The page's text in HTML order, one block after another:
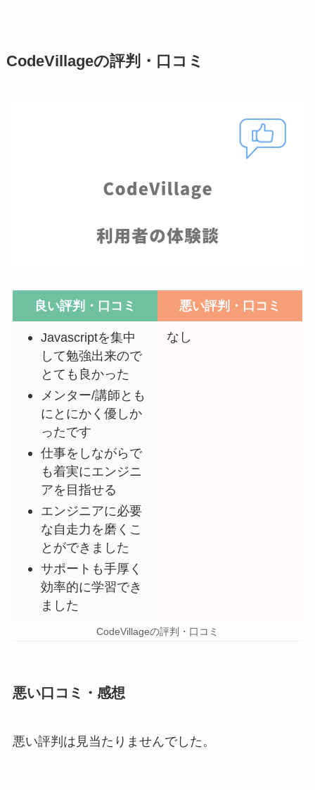
CodeVillageの評判・口コミ
良い評判・口コミ 悪い評判・口コミ
Javascriptを集中
して勉強出来ので
とても良かった
メンター/講師とも
にとにかく優しか
ったです
仕事をしながらで
も着実にエンジニ
アを目指せる
エンジニアに必要
な自走力を磨くこ
とができました
サポートも手厚く
効率的に学習でき
ました
なし
CodeVillageの評判・口コミ
悪い口コミ・感想
悪い評判は見当たりませんでした。